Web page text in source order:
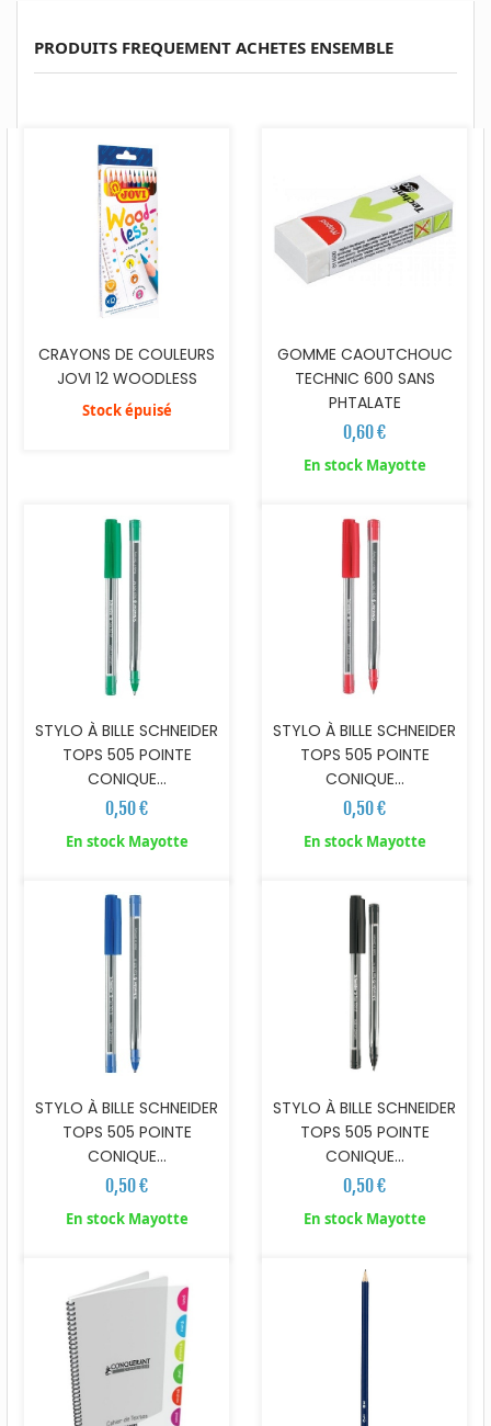
PRODUITS FREQUEMENT ACHETES ENSEMBLE
CRAYONS DE COULEURS
JOVI 12 WOODLESS
Stock épuisé
GOMME CAOUTCHOUC
TECHNIC 600 SANS
PHTALATE
0,60 €
En stock Mayotte
STYLO À BILLE SCHNEIDER
TOPS 505 POINTE
CONIQUE...
0,50 €
En stock Mayotte
STYLO À BILLE SCHNEIDER
TOPS 505 POINTE
CONIQUE...
0,50 €
En stock Mayotte
STYLO À BILLE SCHNEIDER
TOPS 505 POINTE
CONIQUE...
0,50 €
En stock Mayotte
STYLO À BILLE SCHNEIDER
TOPS 505 POINTE
CONIQUE...
0,50 €
En stock Mayotte